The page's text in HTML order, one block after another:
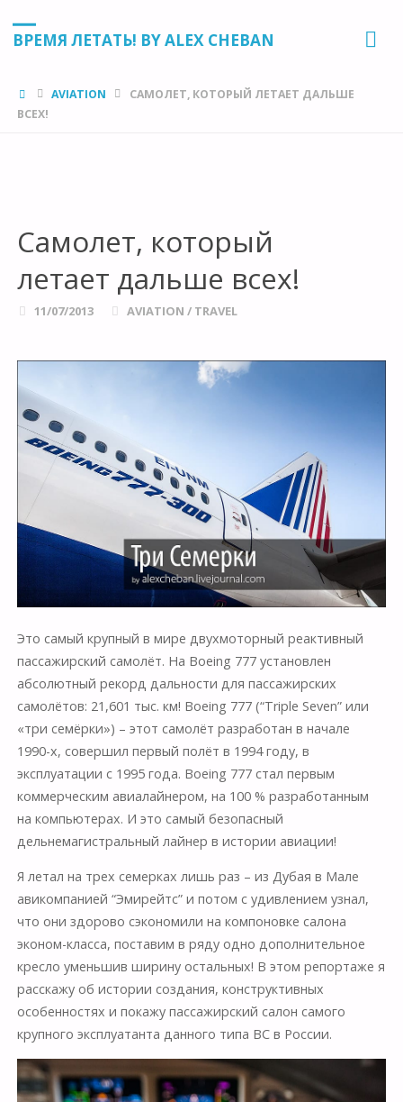
ВРЕМЯ ЛЕТАТЬ! BY ALEX CHEBAN
HOMEAVIATION
САМОЛЕТ, КОТОРЫЙ ЛЕТАЕТ ДАЛЬШЕ
ВСЕХ!
Самолет, который
летает дальше всех!
11/07/2013 AVIATION / TRAVEL
Это самый крупный в мире двухмоторный реактивный
пассажирский самолёт. На Boeing 777 установлен
абсолютный рекорд дальности для пассажирских
самолётов: 21,601 тыс. км! Boeing 777 (“Triple Seven” или
«три семёрки») – этот самолёт разработан в начале
1990-х, совершил первый полёт в 1994 году, в
эксплуатации с 1995 года. Boeing 777 стал первым
коммерческим авиалайнером, на 100 % разработанным
на компьютерах. И это самый безопасный
дельнемагистральный лайнер в истории авиации!
Я летал на трех семерках лишь раз – из Дубая в Мале
авикомпанией “Эмирейтс” и потом с удивлением узнал,
что они здорово сэкономили на компоновке салона
эконом-класса, поставим в ряду одно дополнительное
кресло уменьшив ширину остальных! В этом репортаже я
расскажу об истории создания, конструктивных
особенностях и покажу пассажирский салон самого
крупного эксплуатанта данного типа ВС в России.